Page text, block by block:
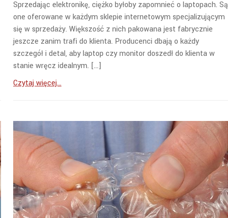
Sprzedając elektronikę, ciężko byłoby zapomnieć o laptopach. Są
one oferowane w każdym sklepie internetowym specjalizującym
się w sprzedaży. Większość z nich pakowana jest fabrycznie
jeszcze zanim trafi do klienta. Producenci dbają o każdy
szczegół i detal, aby laptop czy monitor doszedł do klienta w
stanie wręcz idealnym. […]
Czytaj więcej...